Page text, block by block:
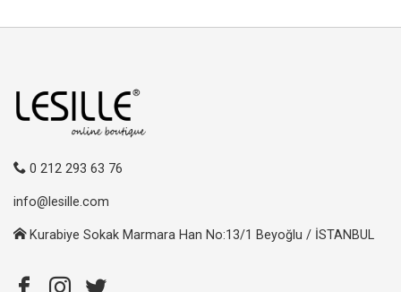
0 212 293 63 76
info@lesille.com
Kurabiye Sokak Marmara Han No:13/1 Beyoğlu / İSTANBUL